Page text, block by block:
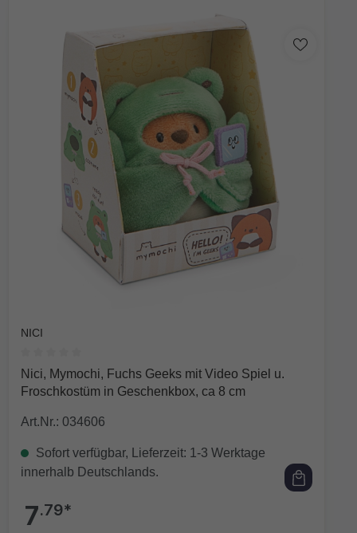
NICI
Durchschnittliche Bewertung von 0 von 5 Sternen
Nici, Mymochi, Fuchs Geeks mit Video Spiel u.
Froschkostüm in Geschenkbox, ca 8 cm
Art.Nr.: 034606
Sofort verfügbar, Lieferzeit: 1-3 Werktage
innerhalb Deutschlands.
7.79*